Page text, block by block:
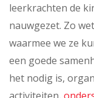
leerkrachten de
nauwgezet. Zo
waarmee we ze
een goede
het nodig is,